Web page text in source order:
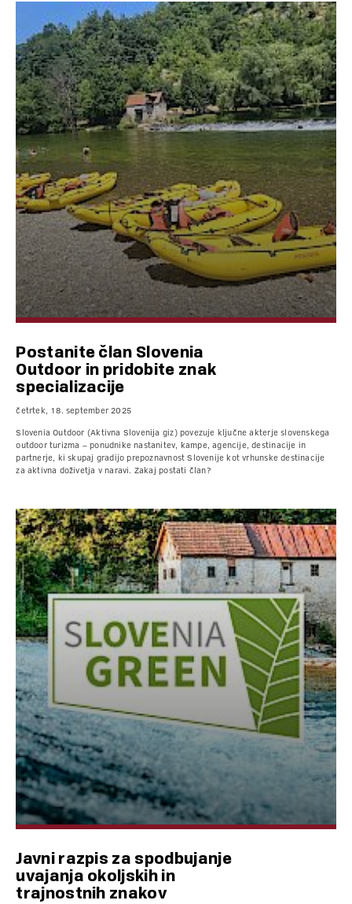
Postanite član Slovenia
Outdoor in pridobite znak
specializacije
četrtek, 18. september 2025
Slovenia Outdoor (Aktivna Slovenija giz) povezuje ključne akterje slovenskega
outdoor turizma – ponudnike nastanitev, kampe, agencije, destinacije in
partnerje, ki skupaj gradijo prepoznavnost Slovenije kot vrhunske destinacije
za aktivna doživetja v naravi. Zakaj postati član?
Javni razpis za spodbujanje
uvajanja okoljskih in
trajnostnih znakov